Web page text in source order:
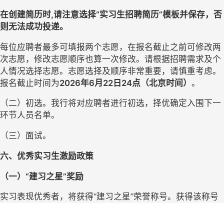
在创建简历时,请注意选择“实习生招聘简历”模板并保存，否
则无法成功投递。
每位应聘者最多可填报两个志愿，在报名截止之前可修改两
次志愿，修改志愿顺序也算一次修改。请根据招聘需求及个
人情况选择志愿。志愿选择及顺序非常重要，请慎重考虑。
报名截止时间为2026年6月22日24点（北京时间） 。
（二）初选。我行将对应聘者进行初选，择优确定入围下一
环节人员名单。
（三）面试。
六、优秀实习生激励政策
（一）“建习之星”奖励
实习表现优秀者，将获得“建习之星”荣誉称号。获得该称号